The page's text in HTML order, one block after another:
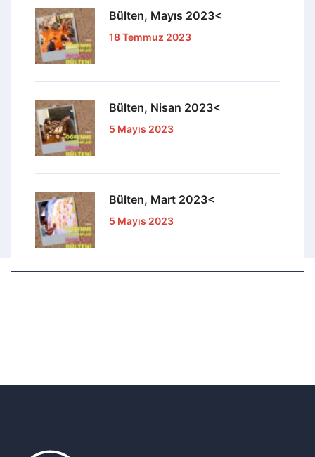
Bülten, Mayıs 2023<
18 Temmuz 2023
Bülten, Nisan 2023<
5 Mayıs 2023
Bülten, Mart 2023<
5 Mayıs 2023